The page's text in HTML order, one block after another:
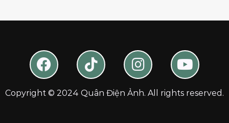
Copyright © 2024 Quân Điện Ảnh. All rights reserved.